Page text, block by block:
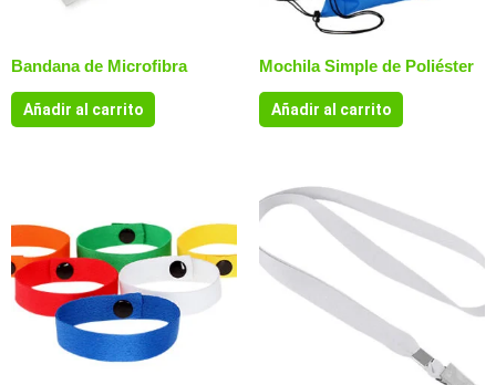
Bandana de Microfibra
Añadir al carrito
Mochila Simple de Poliéster
Añadir al carrito